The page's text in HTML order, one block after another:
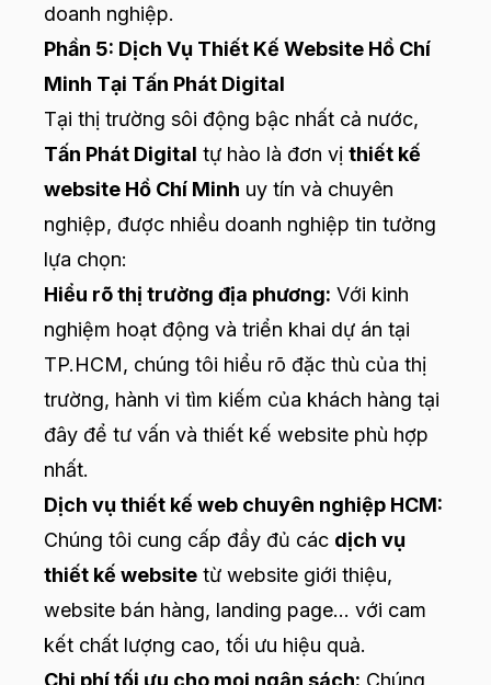
doanh nghiệp.
Phần 5: Dịch Vụ Thiết Kế Website Hồ Chí
Minh Tại Tấn Phát Digital
Tại thị trường sôi động bậc nhất cả nước,
Tấn Phát Digital tự hào là đơn vị thiết kế
website Hồ Chí Minh uy tín và chuyên
nghiệp, được nhiều doanh nghiệp tin tưởng
lựa chọn:
Hiểu rõ thị trường địa phương: Với kinh
nghiệm hoạt động và triển khai dự án tại
TP.HCM, chúng tôi hiểu rõ đặc thù của thị
trường, hành vi tìm kiếm của khách hàng tại
đây để tư vấn và thiết kế website phù hợp
nhất.
Dịch vụ thiết kế web chuyên nghiệp HCM:
Chúng tôi cung cấp đầy đủ các dịch vụ
thiết kế website từ website giới thiệu,
website bán hàng, landing page... với cam
kết chất lượng cao, tối ưu hiệu quả.
Chi phí tối ưu cho mọi ngân sách: Chúng